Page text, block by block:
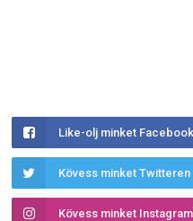
Like-olj minket
Kövess minket Twitteren
Kövess minket